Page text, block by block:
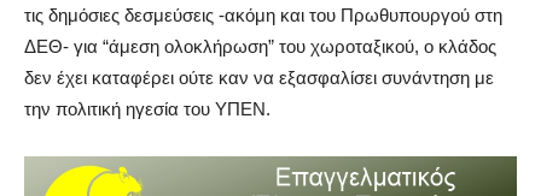
τις δημόσιες δεσμεύσεις -ακόμη και του Πρωθυπουργού στη
ΔΕΘ- για “άμεση ολοκλήρωση” του χωροταξικού, ο κλάδος
δεν έχει καταφέρει ούτε καν να εξασφαλίσει συνάντηση με
την πολιτική ηγεσία του ΥΠΕΝ.